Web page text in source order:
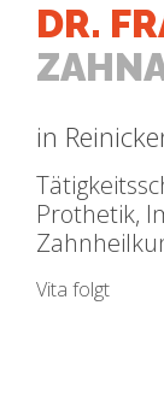
DR.
in
Prothetik,
Vita folgt